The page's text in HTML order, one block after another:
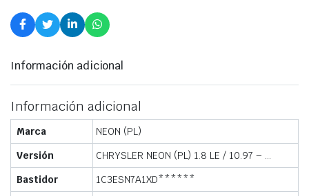
Información adicional
Información adicional
Marca
NEON (PL)
Versión
CHRYSLER NEON (PL) 1.8 LE / 10.97 – …
Bastidor
1C3ESN7A1XD******